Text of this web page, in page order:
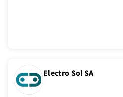
Electro Sol SA